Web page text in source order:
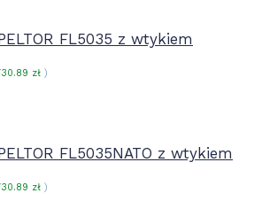
FL5035 z wtykiem
zł )
FL5035NATO z wtykiem
zł )